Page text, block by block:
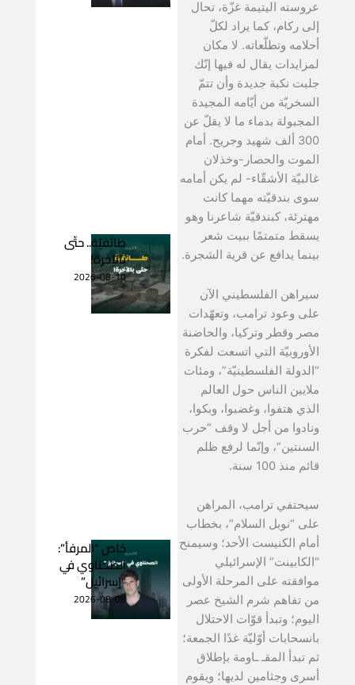
عروسته اليتيمة غزّة، تحال
إلى ركام، كما يراد لكلّ
أحلامه وتطلّعاته. لا مكان
لمزايدات يقال له فيها إنّك
جلبت نكبة جديدة وأن تتمّ
السخريّة من أيّامه المجيدة
المجبولة بدماء ما لا يقلّ عن
300 ألف شهيد وجريح. أمام
الموت والحصار-وخذلان
غالبيّة الأشقّاء- لم يكن أمامه
سوى بندقيّته مهما كانت
مهترئة، كبندقيّة شاعرنا وهو
يسقط متمتمًا ببيت شعر
بينما يدافع عن قرية الشجرة.
سيراهن الفلسطيني الآن
على وعود ترامب، وتعهّدات
مصر وقطر وتركيا، والحاضنة
الأوروبيّة التي اتسعت لفكرة
“الدولة الفلسطينيّة”، ومئات
ملايين الناس حول العالم
الذي هتفوا، وغضبوا، وبكوا،
ونادوا من أجل لا وقف “حرب
السنتين”، وإنّما لرفع ظلم
قائم منذ 100 سنة.
سيحتفي ترامب، المراهن
على “نوبل السلام”، بخطاب
أمام الكنيست الأحد؛ وسيمنح
“الكابينت” الإسرائيلي
موافقته على المرحلة الأولى
من تفاهم شرم الشيخ عصر
اليوم؛ وتبدأ قوّات الاحتلال
بانسحابات أوّليّة غدًا الجمعة؛
ثم تبدأ المقـ ـاومة بإطلاق
أسرى وجثامين لديها؛ ويقوم
طائفيّة.. حتّى
بالآخرة!
2026-08-10
خاص “المرفأ”:
الصحناوي في
“إسرائيل”
2026-08-08